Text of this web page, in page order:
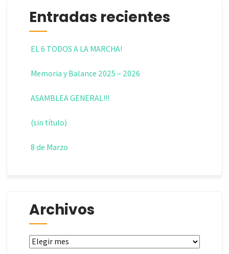
Entradas recientes
EL 6 TODOS A LA MARCHA!
Memoria y Balance 2025 – 2026
ASAMBLEA GENERAL!!!
(sin título)
8 de Marzo
Archivos
Archivos